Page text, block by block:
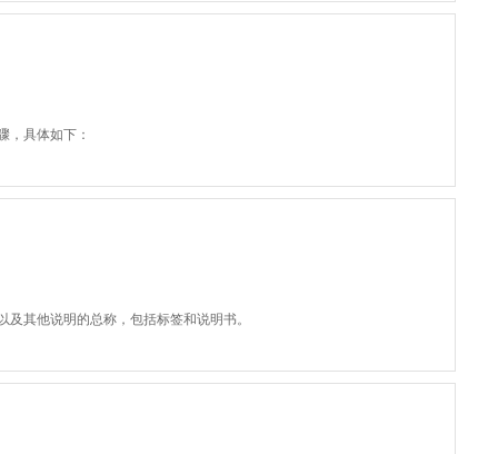
，具体如下：
其他说明的总称，包括标签和说明书。